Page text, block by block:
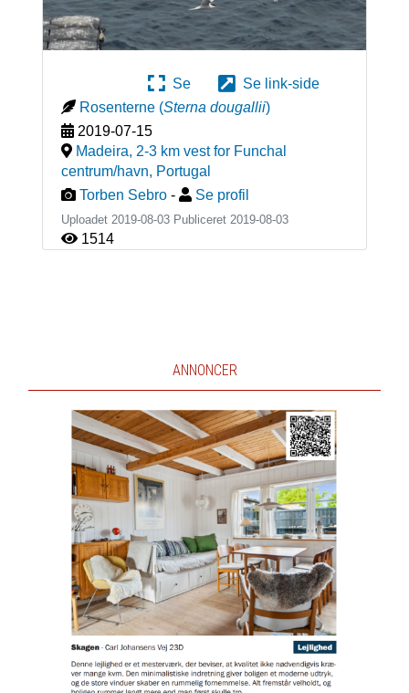
Se
Se link-side
Rosenterne (Sterna dougallii)
2019-07-15
Madeira, 2-3 km vest for Funchal
centrum/havn, Portugal
Torben Sebro - Se profil
Uploadet 2019-08-03 Publiceret 2019-08-03
1514
ANNONCER